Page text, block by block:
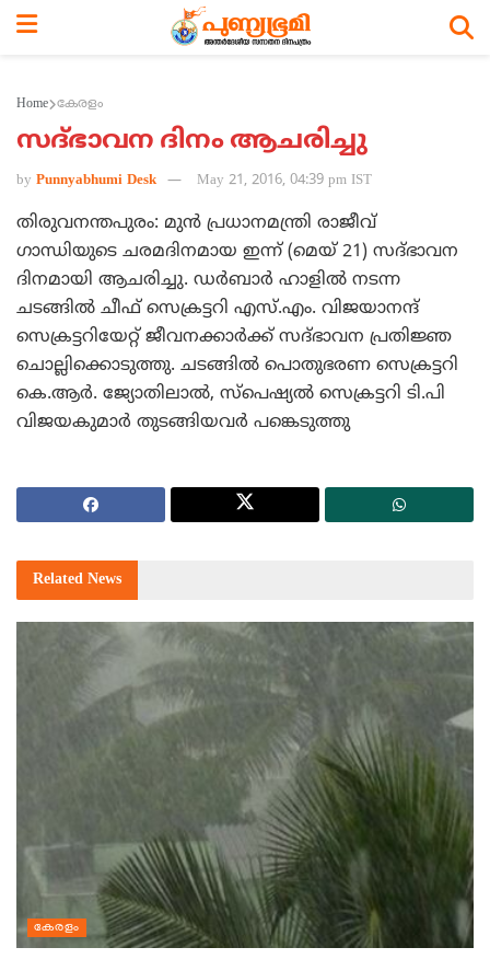
Home കേരളം
സദ്ഭാവന ദിനം ആചരിച്ചു
by Punnyabhumi Desk May 21, 2016, 04:39 pm IST
തിരുവനന്തപുരം: മുന്‍ പ്രധാനമന്ത്രി രാജീവ്
ഗാന്ധിയുടെ ചരമദിനമായ ഇന്ന് (മെയ് 21) സദ്ഭാവന
ദിനമായി ആചരിച്ചു. ഡര്‍ബാര്‍ ഹാളില്‍ നടന്ന
ചടങ്ങില്‍ ചീഫ് സെക്രട്ടറി എസ്.എം. വിജയാനന്ദ്
സെക്രട്ടറിയേറ്റ് ജീവനക്കാര്‍ക്ക് സദ്ഭാവന പ്രതിജ്ഞ
ചൊല്ലിക്കൊടുത്തു. ചടങ്ങില്‍ പൊതുഭരണ സെക്രട്ടറി
കെ.ആര്‍. ജ്യോതിലാല്‍, സ്‌പെഷ്യല്‍ സെക്രട്ടറി ടി.പി
വിജയകുമാര്‍ തുടങ്ങിയവര്‍ പങ്കെടുത്തു
Related News
കേരളം